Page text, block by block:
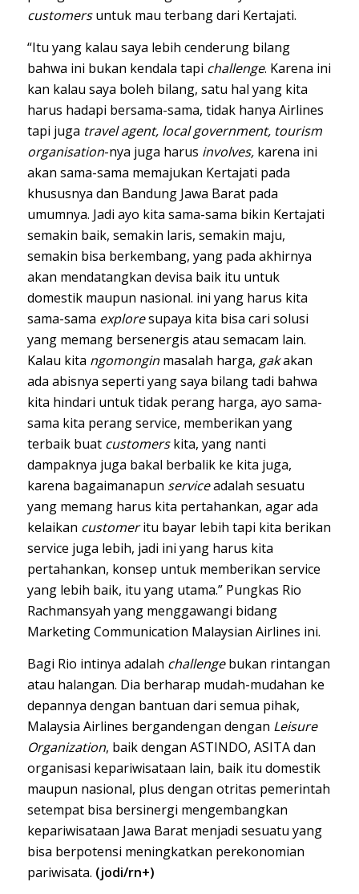
customersuntuk mau terbang dari Kertajati.
“Itu yang kalau saya lebih cenderung bilang
bahwa ini bukan kendala tapi challenge. Karena ini
kan kalau saya boleh bilang, satu hal yang kita
harus hadapi bersama-sama, tidak hanya Airlines
tapi juga travel agent, local government, tourism
organisation-nya juga harus involves,karena ini
akan sama-sama memajukan Kertajati pada
khususnya dan Bandung Jawa Barat pada
umumnya. Jadi ayo kita sama-sama bikin Kertajati
semakin baik, semakin laris, semakin maju,
semakin bisa berkembang, yang pada akhirnya
akan mendatangkan devisa baik itu untuk
domestik maupun nasional. ini yang harus kita
sama-sama exploresupaya kita bisa cari solusi
yang memang bersenergis atau semacam lain.
Kalau kita ngomonginmasalah harga, gakakan
ada abisnya seperti yang saya bilang tadi bahwa
kita hindari untuk tidak perang harga, ayo sama-
sama kita perang service, memberikan yang
terbaik buat customerskita, yang nanti
dampaknya juga bakal berbalik ke kita juga,
karena bagaimanapun serviceadalah sesuatu
yang memang harus kita pertahankan, agar ada
kelaikan customeritu bayar lebih tapi kita berikan
service juga lebih, jadi ini yang harus kita
pertahankan, konsep untuk memberikan service
yang lebih baik, itu yang utama.” Pungkas Rio
Rachmansyah yang menggawangi bidang
Marketing Communication Malaysian Airlines ini.
Bagi Rio intinya adalah challengebukan rintangan
atau halangan. Dia berharap mudah-mudahan ke
depannya dengan bantuan dari semua pihak,
Malaysia Airlines bergandengan dengan Leisure
Organization, baik dengan ASTINDO, ASITA dan
organisasi kepariwisataan lain, baik itu domestik
maupun nasional, plus dengan otritas pemerintah
setempat bisa bersinergi mengembangkan
kepariwisataan Jawa Barat menjadi sesuatu yang
bisa berpotensi meningkatkan perekonomian
pariwisata. (jodi/rn+)